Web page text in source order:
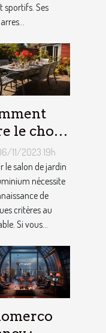
sportifs. Ses
le choix
salon de
en
?
11/2023 19h
le salon de jardin
nécessite
de
critères au
Si vous...